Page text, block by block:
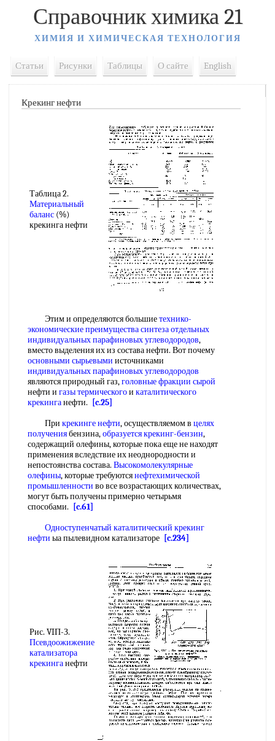
Справочник химика 21
ХИМИЯ И ХИМИЧЕСКАЯ ТЕХНОЛОГИЯ
Статьи Рисунки Таблицы О сайте English
Крекинг нефти
Таблица 2.
Материальный
баланс (%)
крекинга нефти
Этим и определяются большиетехнико-
экономические преимуществасинтеза отдельных
индивидуальных парафиновых углеводородов,
вместо выделения их из состава нефти. Вот почему
основными сырьевыми источниками
индивидуальных парафиновых углеводородов
являются природный газ,головные фракции сырой
нефти и газы термическогои каталитического
крекинганефти.
[c.25]
При крекинге нефти, осуществляемом в целях
получениябензина,образуется крекинг-бензин,
содержащий олефины, которые пока еще не находят
применения вследствие их неоднородности и
непостоянства состава. Высокомолекулярные
олефины, которые требуютсянефтехимической
промышленности во все возрастающих количествах,
могут быть получены примерно четырьмя
способами.
[c.61]
Одноступенчатый каталитический крекинг
нефти ыа пылевидном катализаторе [c.234]
Рис. VIП-З.
Псевдоожижение
катализатора
крекинганефти